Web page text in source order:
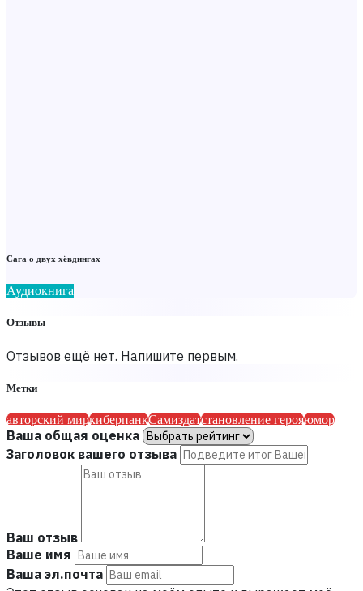
Сага о двух хёвдингах
Аудиокнига
Отзывы
Отзывов ещё нет. Напишите первым.
Метки
авторский миркиберпанкСамиздатстановление герояюмор
Ваша общая оценка
Заголовок вашего отзыва
Ваш отзыв
Ваше имя
Ваша эл.почта